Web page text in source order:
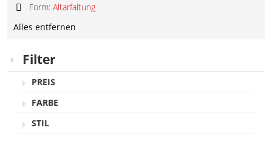
Diesen
entfernen
Form: Altarfaltung
Artikel
Alles entfernen
Filter
PREIS
FARBE
STIL